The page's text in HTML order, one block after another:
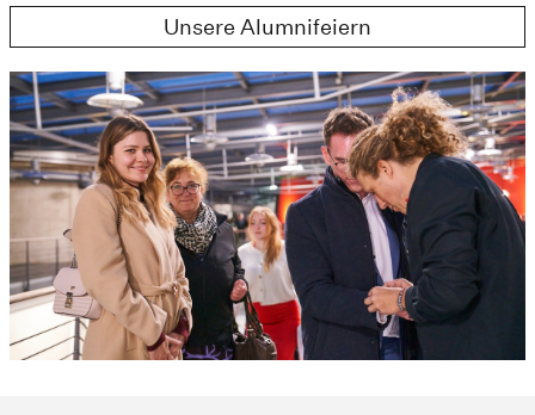
Unsere Alumnifeiern